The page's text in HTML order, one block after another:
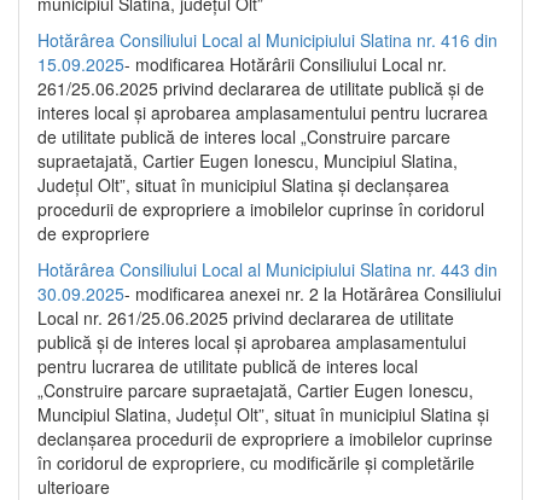
Hotărârea Consiliului Local al Municipiului Slatina nr. 416 din
15.09.2025- modificarea Hotărârii Consiliului Local nr.
261/25.06.2025 privind declararea de utilitate publică și de
interes local și aprobarea amplasamentului pentru lucrarea
de utilitate publică de interes local „Construire parcare
supraetajată, Cartier Eugen Ionescu, Muncipiul Slatina,
Județul Olt”, situat în municipiul Slatina și declanșarea
procedurii de expropriere a imobilelor cuprinse în coridorul
de expropriere
Hotărârea Consiliului Local al Municipiului Slatina nr. 443 din
30.09.2025- modificarea anexei nr. 2 la Hotărârea Consiliului
Local nr. 261/25.06.2025 privind declararea de utilitate
publică şi de interes local şi aprobarea amplasamentului
pentru lucrarea de utilitate publică de interes local
„Construire parcare supraetajată, Cartier Eugen Ionescu,
Muncipiul Slatina, Judeţul Olt”, situat în municipiul Slatina şi
declanşarea procedurii de expropriere a imobilelor cuprinse
în coridorul de expropriere, cu modificările şi completările
ulterioare